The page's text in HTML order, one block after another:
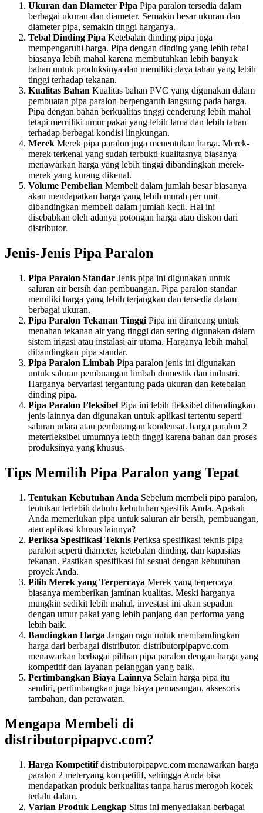
Ukuran dan Diameter Pipa Pipa paralon tersedia dalam
berbagai ukuran dan diameter. Semakin besar ukuran dan
diameter pipa, semakin tinggi harganya.
Tebal Dinding Pipa Ketebalan dinding pipa juga
mempengaruhi harga. Pipa dengan dinding yang lebih tebal
biasanya lebih mahal karena membutuhkan lebih banyak
bahan untuk produksinya dan memiliki daya tahan yang lebih
tinggi terhadap tekanan.
Kualitas Bahan Kualitas bahan PVC yang digunakan dalam
pembuatan pipa paralon berpengaruh langsung pada harga.
Pipa dengan bahan berkualitas tinggi cenderung lebih mahal
tetapi memiliki umur pakai yang lebih lama dan lebih tahan
terhadap berbagai kondisi lingkungan.
Merek Merek pipa paralon juga menentukan harga. Merek-
merek terkenal yang sudah terbukti kualitasnya biasanya
menawarkan harga yang lebih tinggi dibandingkan merek-
merek yang kurang dikenal.
Volume Pembelian Membeli dalam jumlah besar biasanya
akan mendapatkan harga yang lebih murah per unit
dibandingkan membeli dalam jumlah kecil. Hal ini
disebabkan oleh adanya potongan harga atau diskon dari
distributor.
Jenis-Jenis Pipa Paralon
Pipa Paralon Standar Jenis pipa ini digunakan untuk
saluran air bersih dan pembuangan. Pipa paralon standar
memiliki harga yang lebih terjangkau dan tersedia dalam
berbagai ukuran.
Pipa Paralon Tekanan Tinggi Pipa ini dirancang untuk
menahan tekanan air yang tinggi dan sering digunakan dalam
sistem irigasi atau instalasi air utama. Harganya lebih mahal
dibandingkan pipa standar.
Pipa Paralon Limbah Pipa paralon jenis ini digunakan
untuk saluran pembuangan limbah domestik dan industri.
Harganya bervariasi tergantung pada ukuran dan ketebalan
dinding pipa.
Pipa Paralon Fleksibel Pipa ini lebih fleksibel dibandingkan
jenis lainnya dan digunakan untuk aplikasi tertentu seperti
saluran udara atau pembuangan kondensat. harga paralon 2
meterfleksibel umumnya lebih tinggi karena bahan dan proses
produksinya yang khusus.
Tips Memilih Pipa Paralon yang Tepat
Tentukan Kebutuhan Anda Sebelum membeli pipa paralon,
tentukan terlebih dahulu kebutuhan spesifik Anda. Apakah
Anda memerlukan pipa untuk saluran air bersih, pembuangan,
atau aplikasi khusus lainnya?
Periksa Spesifikasi Teknis Periksa spesifikasi teknis pipa
paralon seperti diameter, ketebalan dinding, dan kapasitas
tekanan. Pastikan spesifikasi ini sesuai dengan kebutuhan
proyek Anda.
Pilih Merek yang Terpercaya Merek yang terpercaya
biasanya memberikan jaminan kualitas. Meski harganya
mungkin sedikit lebih mahal, investasi ini akan sepadan
dengan umur pakai yang lebih panjang dan performa yang
lebih baik.
Bandingkan Harga Jangan ragu untuk membandingkan
harga dari berbagai distributor. distributorpipapvc.com
menawarkan berbagai pilihan pipa paralon dengan harga yang
kompetitif dan layanan pelanggan yang baik.
Pertimbangkan Biaya Lainnya Selain harga pipa itu
sendiri, pertimbangkan juga biaya pemasangan, aksesoris
tambahan, dan perawatan.
Mengapa Membeli di
distributorpipapvc.com?
Harga Kompetitifdistributorpipapvc.com menawarkan harga
paralon 2 meteryang kompetitif, sehingga Anda bisa
mendapatkan produk berkualitas tanpa harus merogoh kocek
terlalu dalam.
Varian Produk Lengkap Situs ini menyediakan berbagai